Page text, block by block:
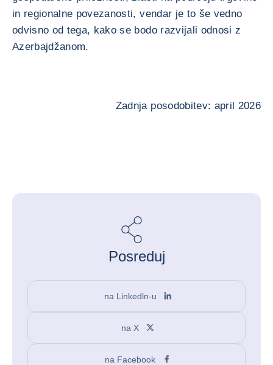
in regionalne povezanosti, vendar je to še vedno
odvisno od tega, kako se bodo razvijali odnosi z
Azerbajdžanom.
Zadnja posodobitev: april 2026
Posreduj
na Linkedln-u
na X
na Facebook